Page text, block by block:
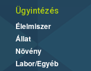
Ügyintézés
Élelmiszer
Állat
Növény
Labor/Egyéb